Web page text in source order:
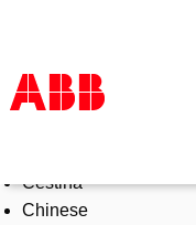
Products & Solutions
Industries
Čeština
Chinese